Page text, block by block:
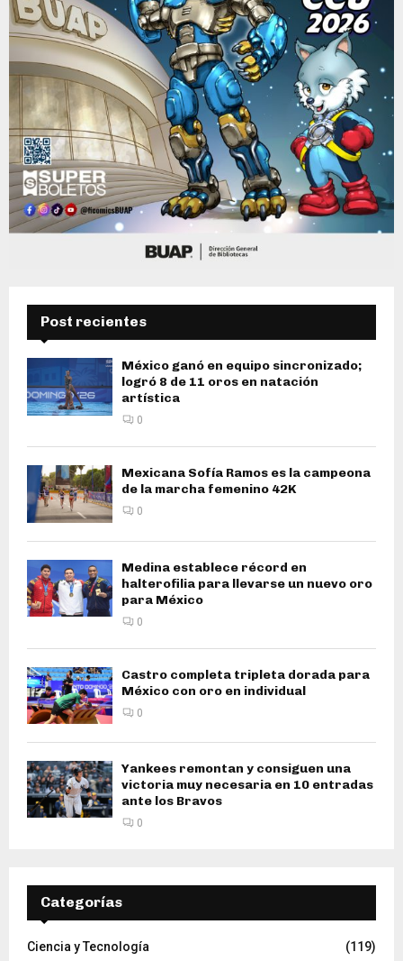
Post recientes
México ganó en equipo sincronizado;
logró 8 de 11 oros en natación
artística
0
Mexicana Sofía Ramos es la campeona
de la marcha femenino 42K
0
Medina establece récord en
halterofilia para llevarse un nuevo oro
para México
0
Castro completa tripleta dorada para
México con oro en individual
0
Yankees remontan y consiguen una
victoria muy necesaria en 10 entradas
ante los Bravos
0
Categorías
Ciencia y Tecnología (119)